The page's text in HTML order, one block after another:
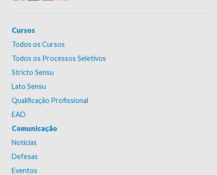
Cursos
Todos os Cursos
Todos os Processos Seletivos
Stricto Sensu
Lato Sensu
Qualificação Profissional
EAD
Comunicação
Notícias
Defesas
Eventos